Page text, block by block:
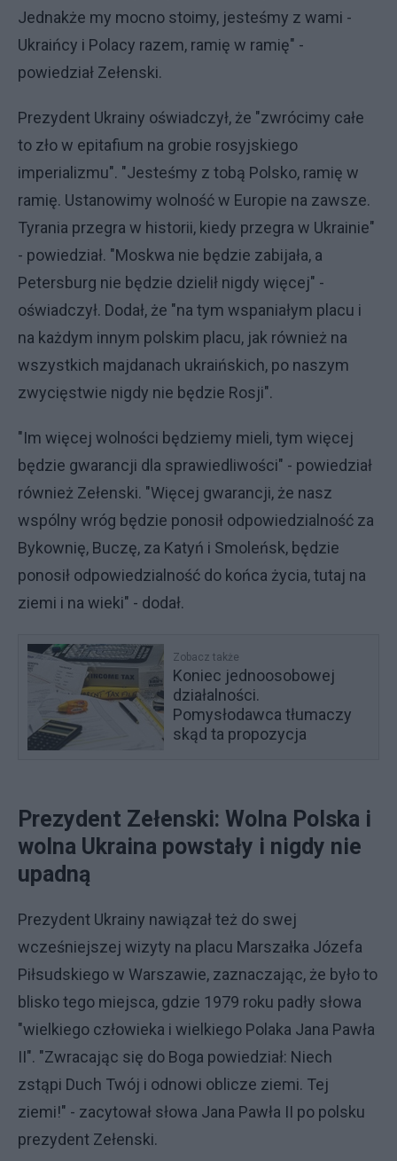
Jednakże my mocno stoimy, jesteśmy z wami -
Ukraińcy i Polacy razem, ramię w ramię" -
powiedział Zełenski.
Prezydent Ukrainy oświadczył, że "zwrócimy całe
to zło w epitafium na grobie rosyjskiego
imperializmu". "Jesteśmy z tobą Polsko, ramię w
ramię. Ustanowimy wolność w Europie na zawsze.
Tyrania przegra w historii, kiedy przegra w Ukrainie"
- powiedział. "Moskwa nie będzie zabijała, a
Petersburg nie będzie dzielił nigdy więcej" -
oświadczył. Dodał, że "na tym wspaniałym placu i
na każdym innym polskim placu, jak również na
wszystkich majdanach ukraińskich, po naszym
zwycięstwie nigdy nie będzie Rosji".
"Im więcej wolności będziemy mieli, tym więcej
będzie gwarancji dla sprawiedliwości" - powiedział
również Zełenski. "Więcej gwarancji, że nasz
wspólny wróg będzie ponosił odpowiedzialność za
Bykownię, Buczę, za Katyń i Smoleńsk, będzie
ponosił odpowiedzialność do końca życia, tutaj na
ziemi i na wieki" - dodał.
Zobacz także
Koniec jednoosobowej
działalności.
Pomysłodawca tłumaczy
skąd ta propozycja
Prezydent Zełenski: Wolna Polska i
wolna Ukraina powstały i nigdy nie
upadną
Prezydent Ukrainy nawiązał też do swej
wcześniejszej wizyty na placu Marszałka Józefa
Piłsudskiego w Warszawie, zaznaczając, że było to
blisko tego miejsca, gdzie 1979 roku padły słowa
"wielkiego człowieka i wielkiego Polaka Jana Pawła
II". "Zwracając się do Boga powiedział: Niech
zstąpi Duch Twój i odnowi oblicze ziemi. Tej
ziemi!" - zacytował słowa Jana Pawła II po polsku
prezydent Zełenski.